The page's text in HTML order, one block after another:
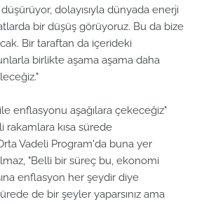
dolayısıyla dünyada enerji
bir düşüş görüyoruz. Bu da bize
Bir taraftan da içerideki
birlikte aşama aşama daha
enflasyonu aşağılara çekeceğiz"
kısa sürede
Vadeli Program'da buna yer
"Belli bir süreç bu, ekonomi
enflasyon her şeydir diye
de bir şeyler yaparsınız ama